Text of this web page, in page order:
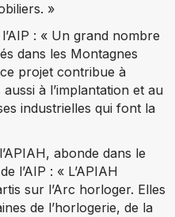
»
: « Un grand nombre
dans les Montagnes
projet contribue à
à l’implantation et au
industrielles qui font la
abonde dans le
l’AIP : « L’APIAH
sur l’Arc horloger. Elles
de l’horlogerie, de la